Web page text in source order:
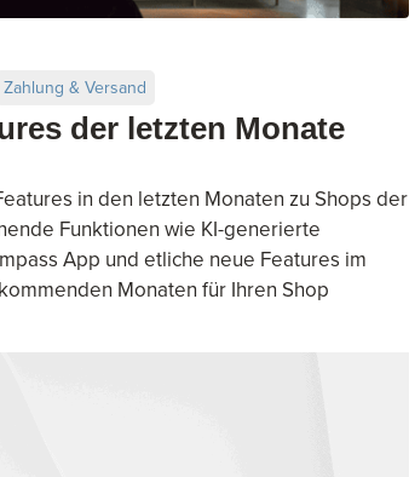
der letzten Monate
Zahlung & Versand
in den letzten Monaten zu Shops der
Funktionen wie KI-generierte
App und etliche neue Features im
Monaten für Ihren Shop